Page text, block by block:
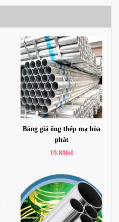
Bảng giá ống thép mạ hòa
phát
19.800đ